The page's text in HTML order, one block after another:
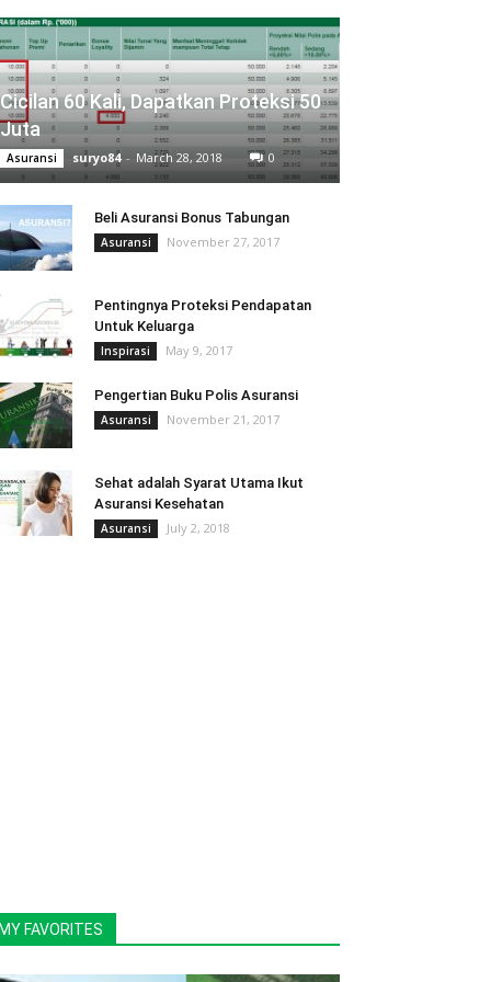
Cicilan 60 Kali, Dapatkan Proteksi 50
Juta
Asuransi suryo84 - March 28, 2018 0
Beli Asuransi Bonus Tabungan
Asuransi November 27, 2017
Pentingnya Proteksi Pendapatan
Untuk Keluarga
Inspirasi May 9, 2017
Pengertian Buku Polis Asuransi
Asuransi November 21, 2017
Sehat adalah Syarat Utama Ikut
Asuransi Kesehatan
Asuransi July 2, 2018
MY FAVORITES